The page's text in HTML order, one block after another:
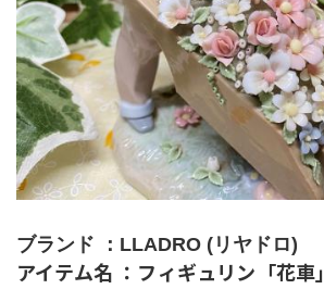
ブランド ：LLADRO (リヤドロ)
アイテム名 ：フィギュリン「花車」